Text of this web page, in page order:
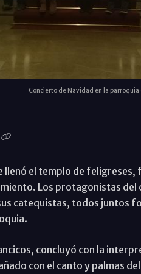
Concierto de Navidad en la parroquia
llenó el templo de feligreses,
Los protagonistas del
catequistas, todos juntos
concluyó con la
con el canto y palmas